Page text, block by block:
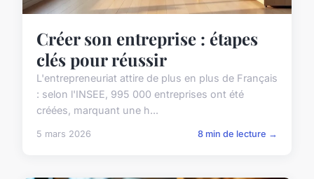
Créer son entreprise : étapes
clés pour réussir
L'entrepreneuriat attire de plus en plus de Français
: selon l'INSEE, 995 000 entreprises ont été
créées, marquant une h...
5 mars 2026 8 min de lecture →